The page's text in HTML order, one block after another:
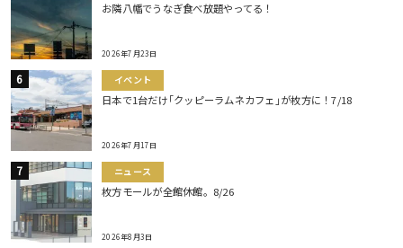
お隣八幡でうなぎ食べ放題やってる！
2026年7月23日
イベント
日本で1台だけ｢クッピーラムネカフェ｣が枚方に！7/18
2026年7月17日
ニュース
枚方モールが全館休館。8/26
2026年8月3日